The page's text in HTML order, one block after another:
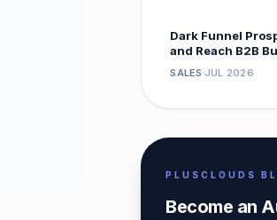
Dark Funnel
and Reach B2B
SALES JUL 2026
PLUSCLOUDS
Become an